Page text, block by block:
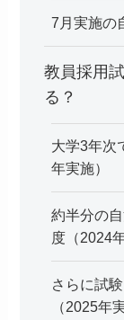
7月実施の
教員採用
る？
大学3年次
年実施）
約半分の
度（2024
さらに試
（2025年